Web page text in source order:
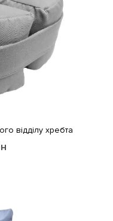
відділу хребта